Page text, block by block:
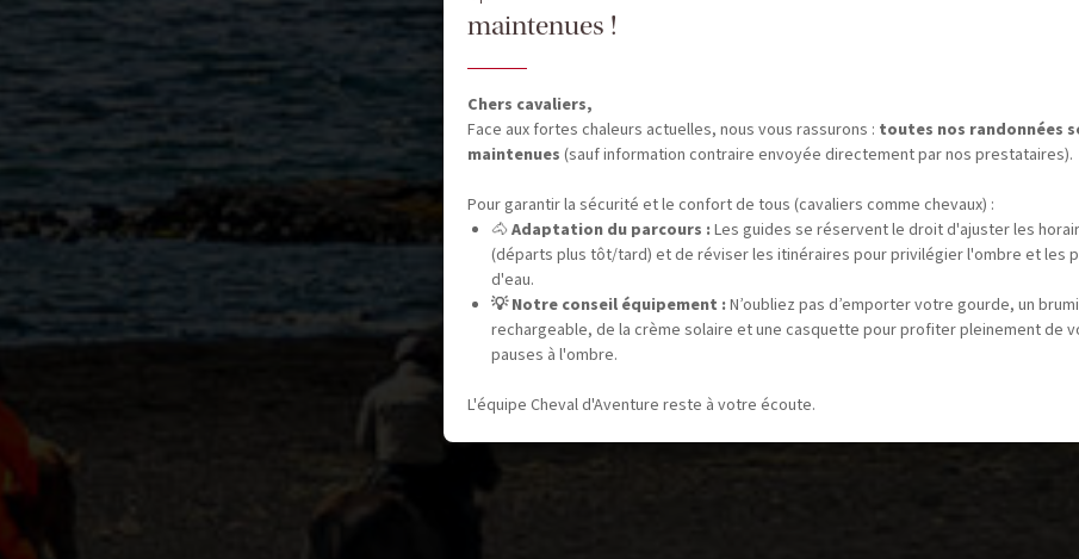
maintenues !
Chers cavaliers,
Face aux fortes chaleurs actuelles, nous vous rassurons : toutes nos randonnées
maintenues (sauf information contraire envoyée directement par nos prestataires).
Pour garantir la sécurité et le confort de tous (cavaliers comme chevaux) :
🐴 Adaptation du parcours :Les guides se réservent le droit d'ajuster les
(départs plus tôt/tard) et de réviser les itinéraires pour privilégier l'ombre et les
d'eau.
💡 Notre conseil équipement :N’oubliez pas d’emporter votre gourde, un
rechargeable, de la crème solaire et une casquette pour profiter pleinement de
pauses à l'ombre.
L'équipe Cheval d'Aventure reste à votre écoute.